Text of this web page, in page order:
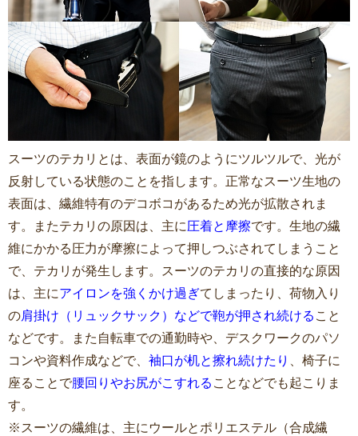
スーツのテカリとは、表面が鏡のようにツルツルで、光が
反射している状態のことを指します。正常なスーツ生地の
表面は、繊維特有のデコボコがあるため光が拡散されま
す。またテカリの原因は、主に圧着と摩擦です。生地の繊
維にかかる圧力が摩擦によって押しつぶされてしまうこと
で、テカリが発生します。スーツのテカリの直接的な原因
は、主にアイロンを強くかけ過ぎてしまったり、荷物入り
の肩掛け（リュックサック）などで鞄が押され続ける こと
などです。また自転車での通勤時や、デスクワークのパソ
コンや資料作成などで、 袖口が机と擦れ続けたり
、椅子に
座ることで腰回りやお尻がこすれる ことなどでも起こりま
す。
※スーツの繊維は、主にウールとポリエステル（合成繊